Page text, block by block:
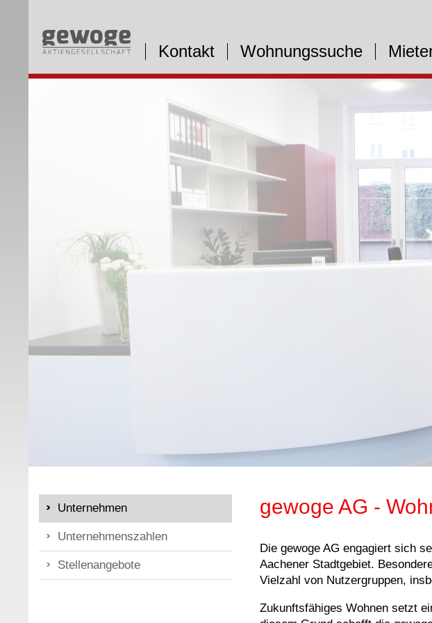
Kontakt Wohnungssuche
Unternehmen
Unternehmenszahlen
Stellenangebote
gewoge AG -
Die gewoge AG engagiert sich
Aachener Stadtgebiet.
Vielzahl von Nutzergruppen,
Zukunftsfähiges Wohnen setzt